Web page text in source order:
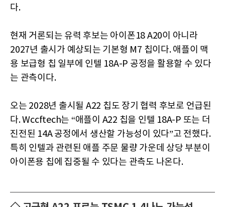
다.
현재 거론되는 유력 후보는 아이폰18 A20이 아니라
2027년 출시가 예상되는 기본형 M7 칩이다. 애플이 맥
용 보급형 칩 일부에 인텔 18A-P 공정을 활용할 수 있다
는 관측이다.
오는 2028년 출시될 A22 칩도 장기 협력 후보로 언급된
다. Wccftech는 “애플이 A22 칩을 인텔 18A-P 또는 더
진전된 14A 공정에서 생산할 가능성이 있다”고 전했다.
특히 인텔과 관련된 애플 주문 물량 가운데 상당 부분이
아이폰용 칩에 집중될 수 있다는 관측도 나온다.